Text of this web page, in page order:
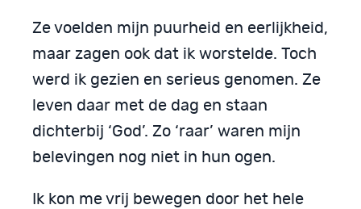
Ze voelden mijn puurheid en eerlijkheid,
maar zagen ook dat ik worstelde. Toch
werd ik gezien en serieus genomen. Ze
leven daar met de dag en staan
dichterbij ‘God’. Zo ‘raar’ waren mijn
belevingen nog niet in hun ogen.
Ik kon me vrij bewegen door het hele